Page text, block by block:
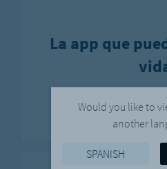
La app que
Would you like to
another
SPANISH